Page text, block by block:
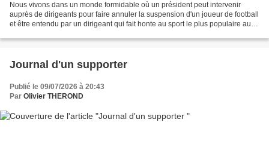
Nous vivons dans un monde formidable où un président peut intervenir
auprès de dirigeants pour faire annuler la suspension d'un joueur de football
et être entendu par un dirigeant qui fait honte au sport le plus populaire au
Journal d'un supporter
Publié le 09/07/2026 à 20:43
Par Olivier THEROND